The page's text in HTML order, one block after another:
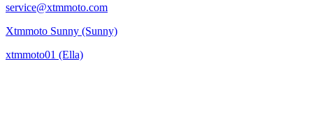
service@xtmmoto.com
Xtmmoto Sunny (Sunny)
xtmmoto01 (Ella)